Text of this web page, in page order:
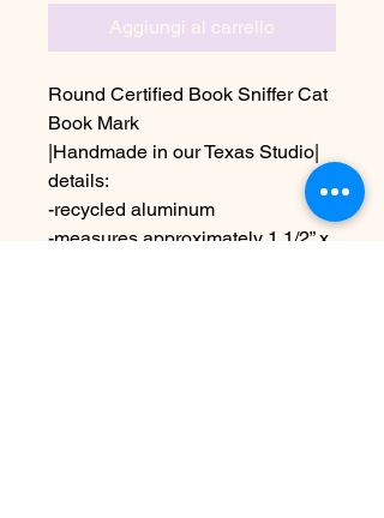
Aggiungi al carrello
Round Certified Book Sniffer Cat
Book Mark
|Handmade in our Texas Studio|
details:
-recycled aluminum
-measures approximately 1 1/2” x